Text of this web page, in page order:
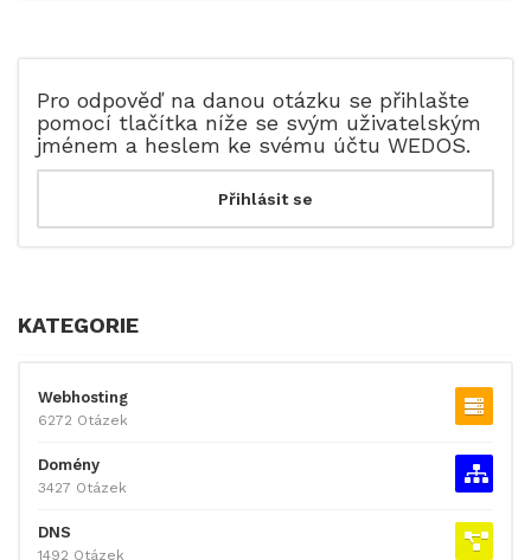
Pro odpověď na danou otázku se přihlašte
pomocí tlačítka níže se svým uživatelským
jménem a heslem ke svému účtu WEDOS.
KATEGORIE
Webhosting
6272 Otázek
Domény
3427 Otázek
DNS
1492 Otázek